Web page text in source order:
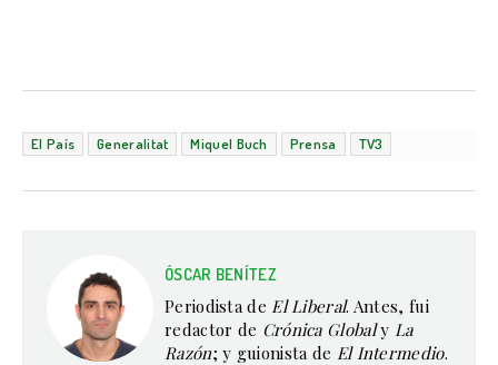
El País Generalitat Miquel Buch Prensa TV3
ÓSCAR BENÍTEZ
Periodista de El Liberal. Antes, fui
redactor de Crónica Globaly La
Razón; y guionista de El Intermedio.